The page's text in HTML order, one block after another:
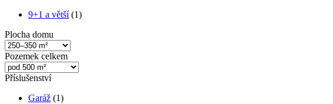
9+1 a větší(1)
Plocha domu
Pozemek celkem
Příslušenství
Garáž (1)